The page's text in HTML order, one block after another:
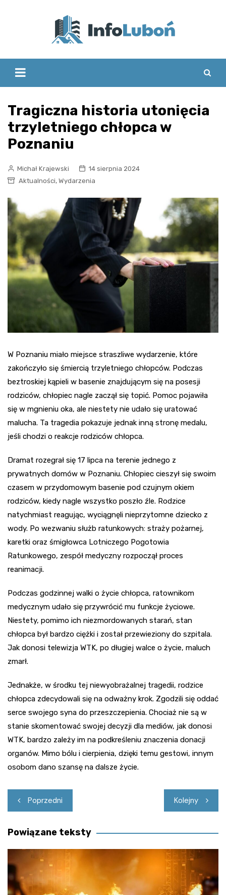
Tragiczna historia utonięcia
trzyletniego chłopca w
Poznaniu
Michał Krajewski
14 sierpnia 2024
Aktualności, Wydarzenia
W Poznaniu miało miejsce straszliwe wydarzenie, które
zakończyło się śmiercią trzyletniego chłopców. Podczas
beztroskiej kąpieli w basenie znajdującym się na posesji
rodziców, chłopiec nagle zaczął się topić. Pomoc pojawiła
się w mgnieniu oka, ale niestety nie udało się uratować
malucha. Ta tragedia pokazuje jednak inną stronę medalu,
jeśli chodzi o reakcje rodziców chłopca.
Dramat rozegrał się 17 lipca na terenie jednego z
prywatnych domów w Poznaniu. Chłopiec cieszył się swoim
czasem w przydomowym basenie pod czujnym okiem
rodziców, kiedy nagle wszystko poszło źle. Rodzice
natychmiast reagując, wyciągnęli nieprzytomne dziecko z
wody. Po wezwaniu służb ratunkowych: straży pożarnej,
karetki oraz śmigłowca Lotniczego Pogotowia
Ratunkowego, zespół medyczny rozpoczął proces
reanimacji.
Podczas godzinnej walki o życie chłopca, ratownikom
medycznym udało się przywrócić mu funkcje życiowe.
Niestety, pomimo ich niezmordowanych starań, stan
chłopca był bardzo ciężki i został przewieziony do szpitala.
Jak donosi telewizja WTK, po długiej walce o życie, maluch
zmarł.
Jednakże, w środku tej niewyobrażalnej tragedii, rodzice
chłopca zdecydowali się na odważny krok. Zgodzili się oddać
serce swojego syna do przeszczepienia. Chociaż nie są w
stanie skomentować swojej decyzji dla mediów, jak donosi
WTK, bardzo zależy im na podkreśleniu znaczenia donacji
organów. Mimo bólu i cierpienia, dzięki temu gestowi, innym
osobom dano szansę na dalsze życie.
Nawigacja
wpisu
Poprzedni Kolejny
Powiązane teksty